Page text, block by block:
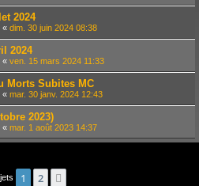
2024
« dim. 30 juin 2024 08:38
2024
« ven. 15 mars 2024 11:33
Morts Subites MC
« mar. 30 janv. 2024 12:43
2023)
« mar. 1 août 2023 14:37
1 2